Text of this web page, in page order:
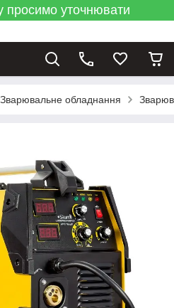
просимо уточнювати
Зварювальне обладнання